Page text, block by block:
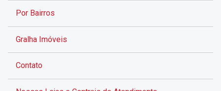
Por Bairros
Gralha Imóveis
Contato